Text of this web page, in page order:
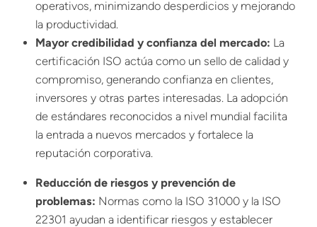
operativos, minimizando desperdicios y mejorando
la productividad.
Mayor credibilidad y confianza del mercado: La
certificación ISO actúa como un sello de calidad y
compromiso, generando confianza en clientes,
inversores y otras partes interesadas. La adopción
de estándares reconocidos a nivel mundial facilita
la entrada a nuevos mercados y fortalece la
reputación corporativa.
Reducción de riesgos y prevención de
problemas: Normas como la ISO 31000 y la ISO
22301 ayudan a identificar riesgos y establecer